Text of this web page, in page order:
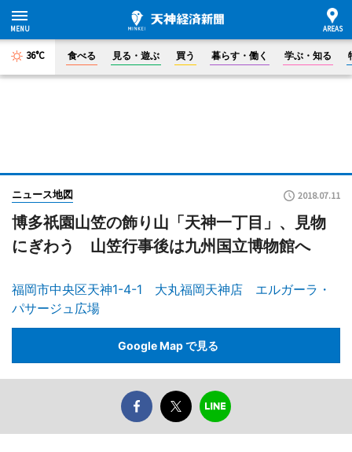
36°C 食べる 見る・遊ぶ 買う 暮らす・働く 学ぶ・知る
ニュース地図 2018.07.11
博多祇園山笠の飾り山「天神一丁目」、見物
にぎわう 山笠行事後は九州国立博物館へ
福岡市中央区天神1-4-1 大丸福岡天神店 エルガーラ・
パサージュ広場
Google Map で見る